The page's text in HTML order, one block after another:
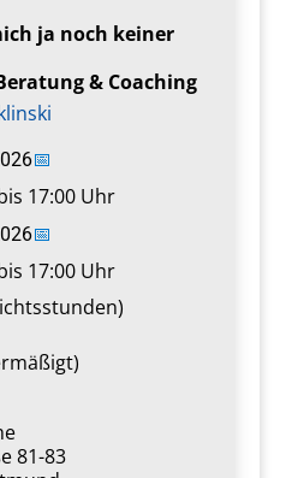
ja noch keiner
& Coaching
📅
17:00 Uhr
📅
17:00 Uhr
81-83